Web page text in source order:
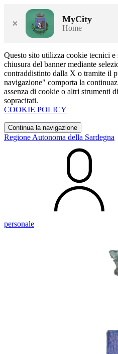
× MyCity
Home
Questo sito utilizza cookie tecnici
chiusura del banner mediante
contraddistinto dalla X o tramite il
navigazione" comporta la
assenza di cookie o altri strumenti
sopracitati.
COOKIE POLICY
Continua la navigazione
Regione Autonoma della Sardegna
personale